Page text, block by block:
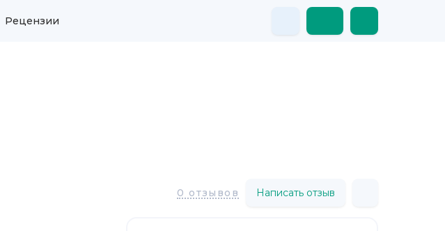
Рецензии
0 отзывов Написать отзыв